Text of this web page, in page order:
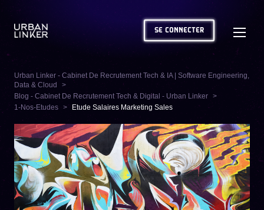
SE CONNECTER
Urban Linker - Cabinet De Recrutement Tech & IA | Software Engineering,
Data & Cloud
Blog - Cabinet De Recrutement Tech & Digital - Urban Linker
1-Nos-Etudes
Etude Salaires Marketing Sales